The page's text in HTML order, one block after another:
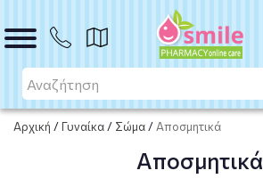
Αρχική /Γυναίκα / Σώμα / Αποσμητικά
Αποσμητικά